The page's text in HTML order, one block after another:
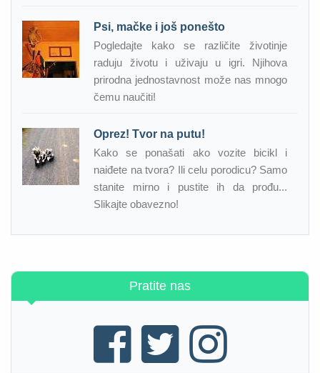
Psi, mačke i još ponešto
Pogledajte kako se različite životinje
raduju životu i uživaju u igri. Njihova
prirodna jednostavnost može nas mnogo
čemu naučiti!
Oprez! Tvor na putu!
Kako se ponašati ako vozite bicikl i
naiđete na tvora? Ili celu porodicu? Samo
stanite mirno i pustite ih da prođu...
Slikajte obavezno!
Pratite nas